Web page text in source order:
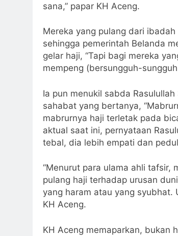
sana,” papar KH Aceng.
Mereka yang pulang dari
sehingga pemerintah Belanda
gelar haji, “Tapi bagi mereka
mempeng (bersungguh-
Ia pun menukil sabda
sahabat yang bertanya,
mabrurnya haji terletak pada
aktual saat ini, pernyataan
tebal, dia lebih empati dan
“Menurut para ulama ahli tafsir,
pulang haji terhadap urusan
yang haram atau yang syubhat.
KH Aceng.
KH Aceng memaparkan, bukan